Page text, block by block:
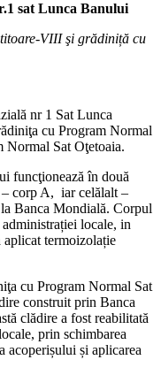
sat Lunca Banului
VIII şi grădiniță cu
nr 1 Sat Lunca
cu Program Normal
Normal Sat Oţetoaia.
funcţionează în două
corp A, iar celălalt –
Banca Mondială. Corpul
locale, in
aplicat termoizolație
cu Program Normal Sat
construit prin Banca
clădire a fost reabilitată
prin schimbarea
acoperișului și aplicarea